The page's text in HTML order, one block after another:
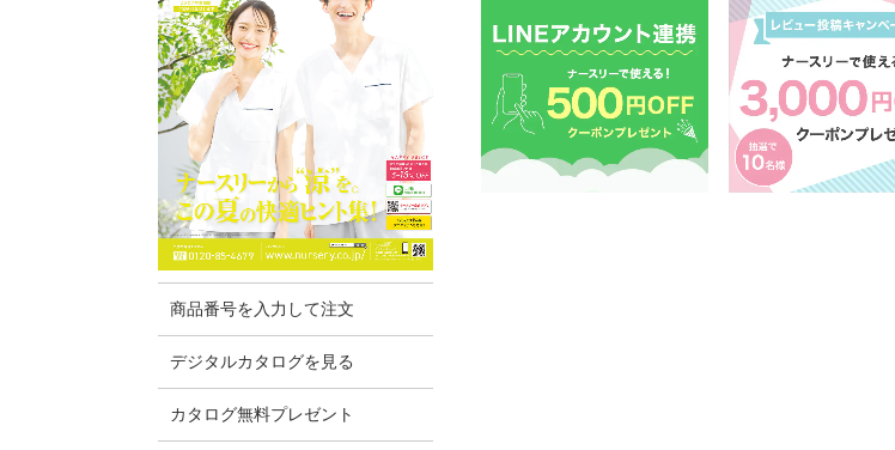
商品番号を入力して注文
デジタルカタログを見る
カタログ無料プレゼント